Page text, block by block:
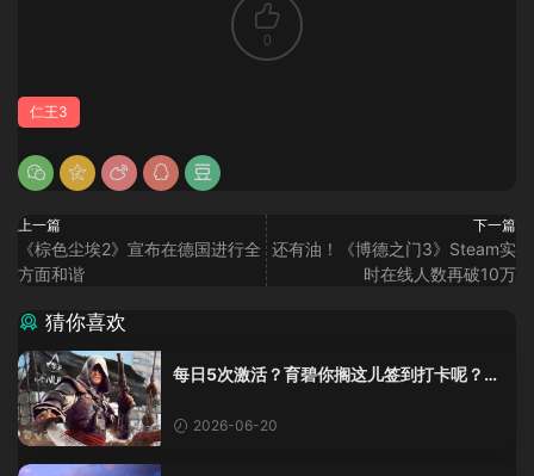
0
仁王3
上一篇
《棕色尘埃2》宣布在德国进行全
方面和谐
下一篇
还有油！《博德之门3》Steam实
时在线人数再破10万
猜你喜欢
每日5次激活？育碧你搁这儿签到打卡呢？
2026-06-20